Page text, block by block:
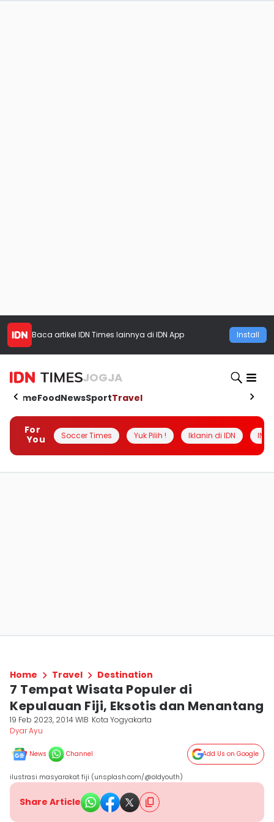
Baca artikel IDN Times lainnya di IDN App Install
JOGJA
HomeFoodNewsSportTravel
For
You
Soccer Times Yuk Pilih ! Iklanin di IDN
Home Travel Destination
7 Tempat Wisata Populer di
Kepulauan Fiji, Eksotis dan Menantang
19 Feb 2023, 20:14 WIB Kota Yogyakarta
Dyar Ayu
News Channel Add Us on Google
ilustrasi masyarakat fiji (unsplash.com/@oldyouth)
Share Article